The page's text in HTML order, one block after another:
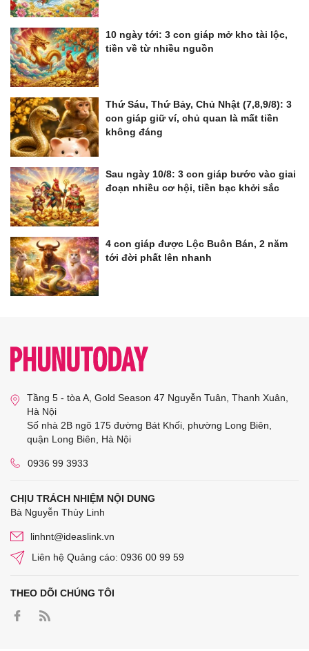
10 ngày tới: 3 con giáp mở kho tài lộc,
tiền về từ nhiều nguồn
Thứ Sáu, Thứ Bảy, Chủ Nhật (7,8,9/8): 3
con giáp giữ ví, chủ quan là mất tiền
không đáng
Sau ngày 10/8: 3 con giáp bước vào giai
đoạn nhiều cơ hội, tiền bạc khởi sắc
4 con giáp được Lộc Buôn Bán, 2 năm
tới đời phất lên nhanh
Tầng 5 - tòa A, Gold Season 47 Nguyễn Tuân, Thanh Xuân,
Hà Nội
Số nhà 2B ngõ 175 đường Bát Khối, phường Long Biên,
quận Long Biên, Hà Nội
0936 99 3933
CHỊU TRÁCH NHIỆM NỘI DUNG
Bà Nguyễn Thùy Linh
linhnt@ideaslink.vn
Liên hệ Quảng cáo: 0936 00 99 59
THEO DÕI CHÚNG TÔI